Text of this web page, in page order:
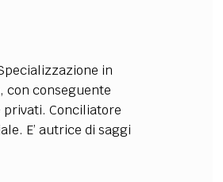
in
con conseguente
privati. Conciliatore
E’ autrice di saggi